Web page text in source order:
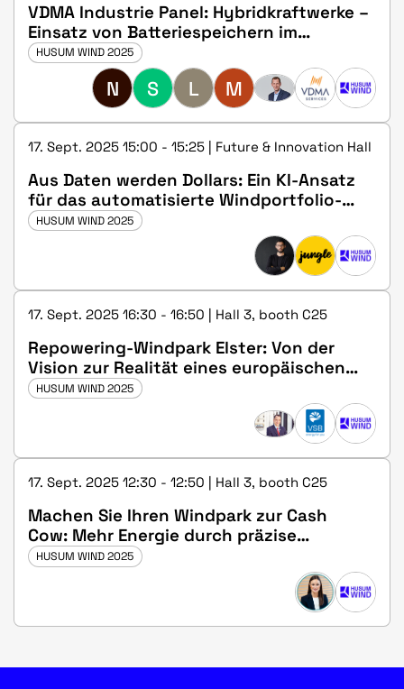
VDMA Industrie Panel: Hybridkraftwerke –
Einsatz von Batteriespeichern im
Windpark
HUSUM WIND 2025
M
L
S
N
17. Sept. 2025 15:00 - 15:25 | Future & Innovation Hall
Aus Daten werden Dollars: Ein KI-Ansatz
für das automatisierte Windportfolio-
Management
HUSUM WIND 2025
17. Sept. 2025 16:30 - 16:50 | Hall 3, booth C25
Repowering-Windpark Elster: Von der
Vision zur Realität eines europäischen
Leuchtturmprojekts
HUSUM WIND 2025
17. Sept. 2025 12:30 - 12:50 | Hall 3, booth C25
Machen Sie Ihren Windpark zur Cash
Cow: Mehr Energie durch präzise
Turbinen-Ausrichtung
HUSUM WIND 2025